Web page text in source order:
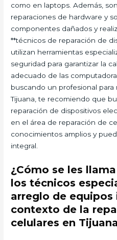
como en laptops. Además,
reparaciones de hardware y
componentes dañados y
**técnicos de reparación de
utilizan herramientas
seguridad para garantizar la
adecuado de las
buscando un profesional
Tijuana, te recomiendo que
reparación de dispositivos
en el área de reparación de
conocimientos amplios y
integral.
¿Cómo se les
los técnicos
arreglo de
contexto de la
celulares en